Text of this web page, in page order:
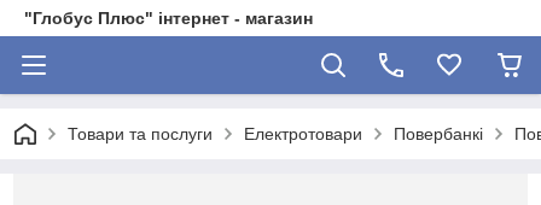
"Глобус Плюс" інтернет - магазин
Товари та послуги Електротовари Повербанкі